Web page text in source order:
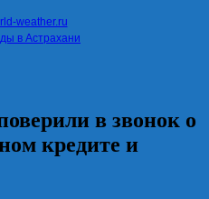
weather.ru
в Астрахани
в звонок о
кредите и